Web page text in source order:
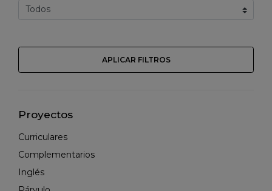
APLICAR FILTROS
Proyectos
Curriculares
Complementarios
Inglés